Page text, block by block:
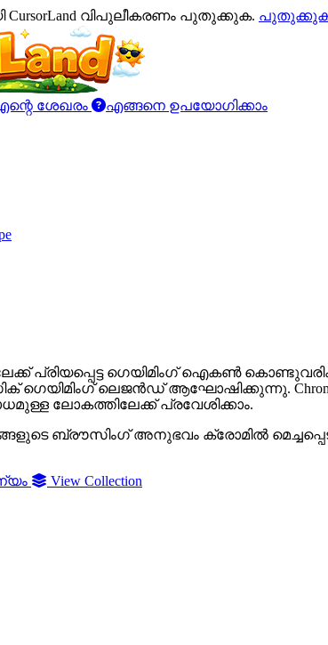
വിപുലീകരണം പുതുക്കുക.
ശേഖരം
എങ്ങനെ ഉപയോഗിക്കാം
പ്രിയപ്പെട്ട ഗെയിമിംഗ് ഐകൺ കൊണ്ടുവരിക,
ലെജൻഡ് ആഘോഷിക്കുന്നു. Chrome
ലോകത്തിലേക്ക് പ്രവേശിക്കാം.
ബ്രൗസിംഗ് അനുഭവം ക്രോമിൽ
View Collection